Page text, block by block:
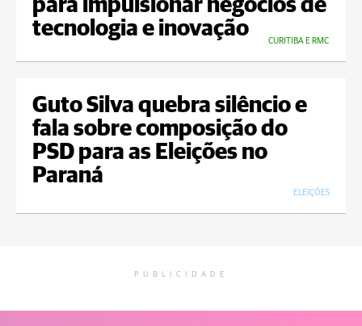
para impulsionar negócios de
tecnologia e inovação
CURITIBA E RMC
Guto Silva quebra silêncio e
fala sobre composição do
PSD para as Eleições no
Paraná
ELEIÇÕES
PUBLICIDADE